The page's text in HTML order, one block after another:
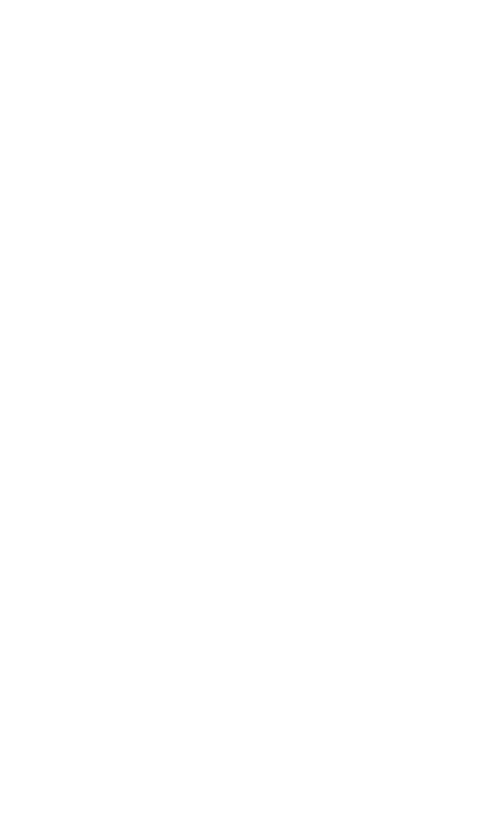
御機器販売店・
い。
ようお願いしま
ズにご登録され
社の共同利用者
とをご了承くだ
囲」に記載されて
ではありません。
品に未対応品が
類) : 1000ppm、
1000ppm、
さない年数を意
制貨物等」とい
これらの製造装
に通知します。
、取り引きをい
オムロン制御